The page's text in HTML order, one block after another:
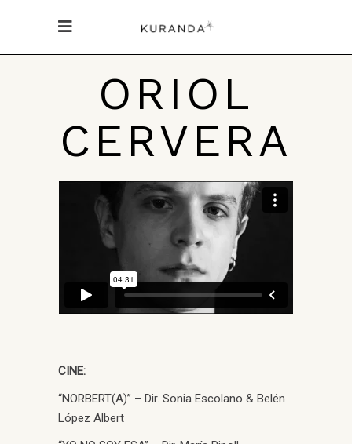
ORIOL
CERVERA
CINE:
“NORBERT(A)” – Dir. Sonia Escolano & Belén
López Albert